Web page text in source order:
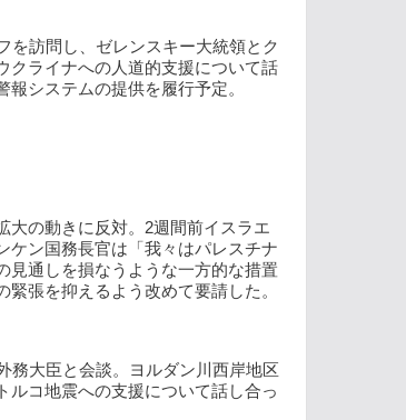
を訪問し、ゼレンスキー大統領とク
クライナへの人道的支援について話
システムの提供を履行予定。
大の動きに反対。2週間前イスラエ
ケン国務長官は「我々はパレスチナ
見通しを損なうような一方的な措置
張を抑えるよう改めて要請した。
務大臣と会談。ヨルダン川西岸地区
ルコ地震への支援について話し合っ